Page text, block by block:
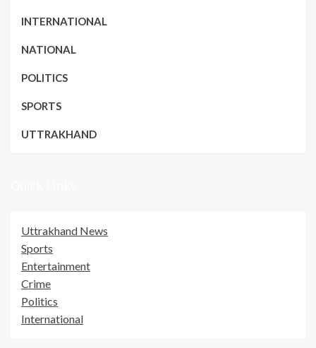
INTERNATIONAL
NATIONAL
POLITICS
SPORTS
UTTRAKHAND
Uttrakhand News
Sports
Entertainment
Crime
Politics
International